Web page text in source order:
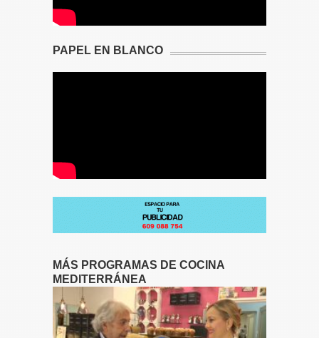
PAPEL EN BLANCO
MÁS PROGRAMAS DE COCINA
MEDITERRÁNEA